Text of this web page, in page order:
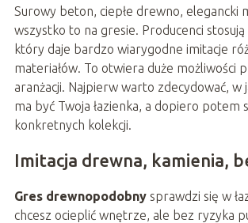
Surowy beton, ciepłe drewno, elegancki
wszystko to na gresie. Producenci
który daje bardzo wiarygodne imitacje
materiałów. To otwiera duże możliwości
aranżacji. Najpierw warto zdecydować, w
ma być Twoja łazienka, a dopiero potem
konkretnych kolekcji.
Imitacja drewna, kamienia,
Gres drewnopodobnysprawdzi się w
chcesz ocieplić wnętrze, ale bez ryzyka